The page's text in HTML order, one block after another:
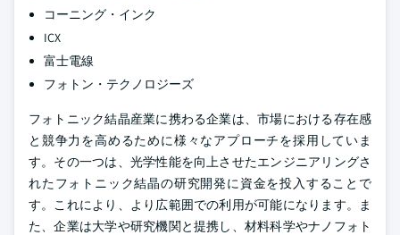
コーニング・インク
ICX
富士電線
フォトン・テクノロジーズ
フォトニック結晶産業に携わる企業は、市場における存在感
と競争力を高めるために様々なアプローチを採用していま
す。その一つは、光学性能を向上させたエンジニアリングさ
れたフォトニック結晶の研究開発に資金を投入することで
す。これにより、より広範囲での利用が可能になります。ま
た、企業は大学や研究機関と提携し、材料科学やナノフォト